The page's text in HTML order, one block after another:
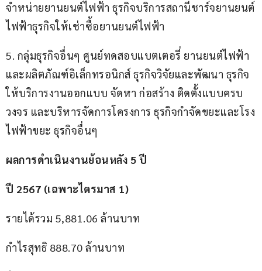
จำหน่ายยานยนต์ไฟฟ้า ธุรกิจบริการสถานีชาร์จยานยนต์
ไฟฟ้าธุรกิจให้เช่าซื้อยานยนต์ไฟฟ้า
5. กลุ่มธุรกิจอื่นๆ ศูนย์ทดสอบแบตเตอรี่ ยานยนต์ไฟฟ้า
และผลิตภัณฑ์อิเล็กทรอนิกส์ ธุรกิจวิจัยและพัฒนา ธุรกิจ
ให้บริการงานออกแบบ จัดหา ก่อสร้าง ติดตั้งแบบครบ
วงจร และบริหารจัดการโครงการ ธุรกิจกำจัดขยะและโรง
ไฟฟ้าขยะ ธุรกิจอื่นๆ
ผลการดำเนินงานย้อนหลัง 5 ปี
ปี 2567 (เฉพาะไตรมาส 1)
รายได้รวม 5,881.06 ล้านบาท
กำไรสุทธิ 888.70 ล้านบาท